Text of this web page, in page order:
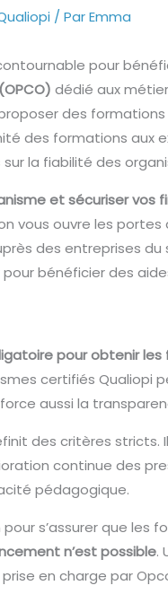
/ ParEmma
pour
dédié aux
des formations
des formations aux
la fiabilité des
et sécuriser vos
vous ouvre les portes
des entreprises du
bénéficier des
pour obtenir les
certifiés
aussi la
des critères stricts.
continue des
pédagogique.
s’assurer que les
n’est possible.
en charge par